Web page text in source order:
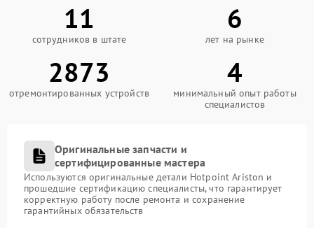
11
сотрудников в штате
6
лет на рынке
2873
отремонтированных устройств
4
минимальный опыт работы
специалистов
Оригинальные запчасти и
сертифицированные мастера
Используются оригинальные детали Hotpoint Ariston и
прошедшие сертификацию специалисты, что гарантирует
корректную работу после ремонта и сохранение
гарантийных обязательств